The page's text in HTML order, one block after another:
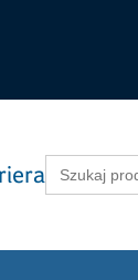
Search
for: